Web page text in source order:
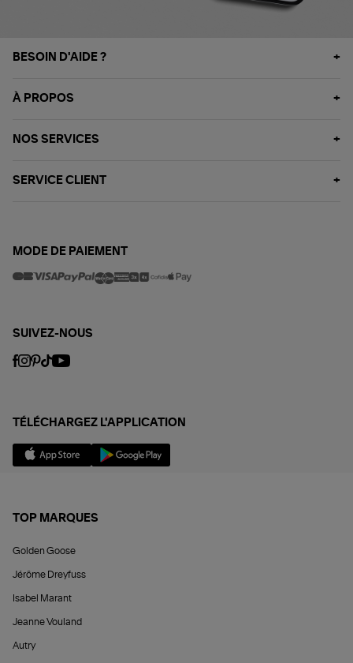
BESOIN D'AIDE ?
À PROPOS
NOS SERVICES
SERVICE CLIENT
MODE DE PAIEMENT
SUIVEZ-NOUS
TÉLÉCHARGEZ L'APPLICATION
TOP MARQUES
Golden Goose
Jérôme Dreyfuss
Isabel Marant
Jeanne Vouland
Autry